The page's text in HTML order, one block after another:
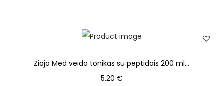
Ziaja Med veido tonikas su peptidais 200 ml...
5,20 €